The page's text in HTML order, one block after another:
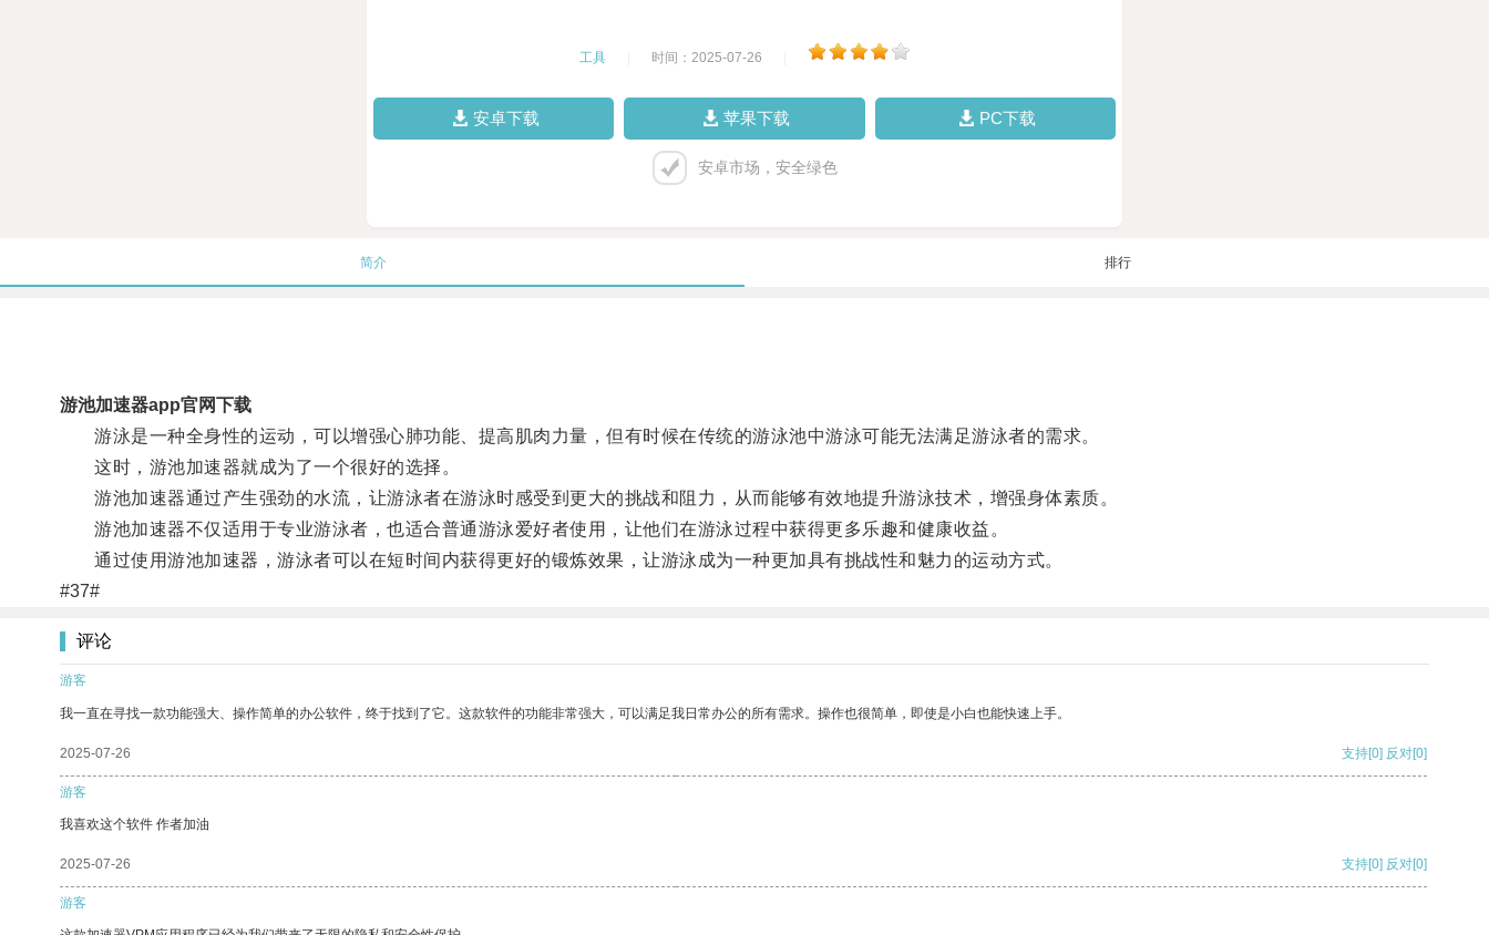
工具 时间：2025-07-26
安卓下载 苹果下载 PC下载
安卓市场，安全绿色
简介 排行
游池加速器app官网下载
游泳是一种全身性的运动，可以增强心肺功能、提高肌肉力量，但有时候在传统的游泳池中游泳可能无法满足游泳者的需求。
这时，游池加速器就成为了一个很好的选择。
游池加速器通过产生强劲的水流，让游泳者在游泳时感受到更大的挑战和阻力，从而能够有效地提升游泳技术，增强身体素质。
游池加速器不仅适用于专业游泳者，也适合普通游泳爱好者使用，让他们在游泳过程中获得更多乐趣和健康收益。
通过使用游池加速器，游泳者可以在短时间内获得更好的锻炼效果，让游泳成为一种更加具有挑战性和魅力的运动方式。
#37#
评论
游客
我一直在寻找一款功能强大、操作简单的办公软件，终于找到了它。这款软件的功能非常强大，可以满足我日常办公的所有需求。操作也很简单，即使是小白也能快速上手。
2025-07-26 支持[0] 反对[0]
游客
我喜欢这个软件 作者加油
2025-07-26 支持[0] 反对[0]
游客